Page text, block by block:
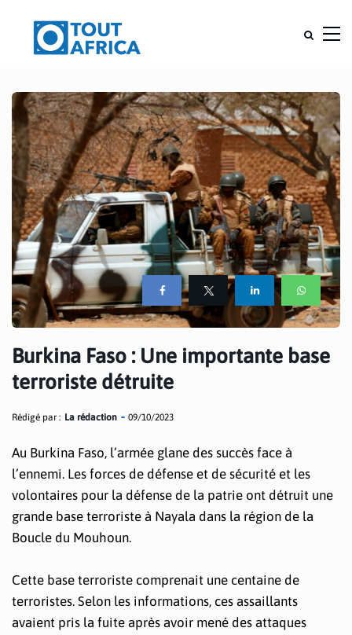
Burkina Faso : Une importante base
terroriste détruite
Rédigé par : La rédaction 09/10/2023
Au Burkina Faso, l’armée glane des succès face à
l’ennemi. Les forces de défense et de sécurité et les
volontaires pour la défense de la patrie ont détruit une
grande base terroriste à Nayala dans la région de la
Boucle du Mouhoun.
Cette base terroriste comprenait une centaine de
terroristes. Selon les informations, ces assaillants
avaient pris la fuite après avoir mené des attaques